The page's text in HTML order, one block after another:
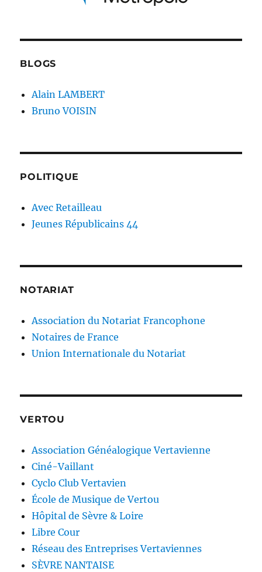
BLOGS
Alain LAMBERT
Bruno VOISIN
POLITIQUE
Avec Retailleau
Jeunes Républicains 44
NOTARIAT
Association du Notariat Francophone
Notaires de France
Union Internationale du Notariat
VERTOU
Association Généalogique Vertavienne
Ciné-Vaillant
Cyclo Club Vertavien
École de Musique de Vertou
Hôpital de Sèvre & Loire
Libre Cour
Réseau des Entreprises Vertaviennes
SÈVRE NANTAISE